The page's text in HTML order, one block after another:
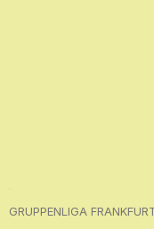
GRUPPENLIGA